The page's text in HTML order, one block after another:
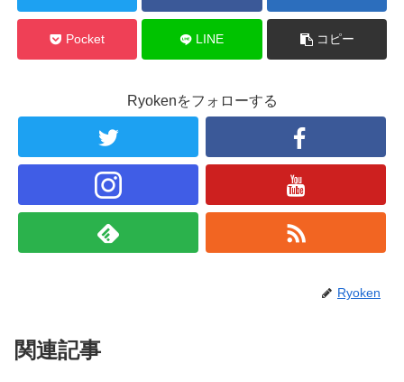
Pocket LINE コピー
Ryokenをフォローする
Ryoken
関連記事